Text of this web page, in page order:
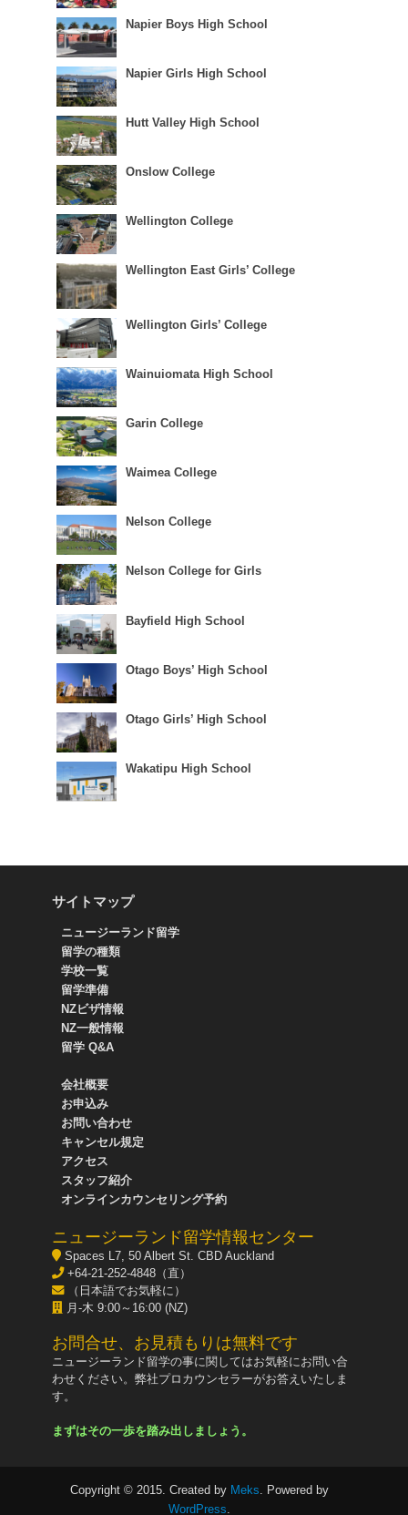
Napier Boys High School
Napier Girls High School
Hutt Valley High School
Onslow College
Wellington College
Wellington East Girls’ College
Wellington Girls’ College
Wainuiomata High School
Garin College
Waimea College
Nelson College
Nelson College for Girls
Bayfield High School
Otago Boys’ High School
Otago Girls’ High School
Wakatipu High School
サイトマップ
ニュージーランド留学
留学の種類
学校一覧
留学準備
NZビザ情報
NZ一般情報
留学 Q&A
会社概要
お申込み
お問い合わせ
キャンセル規定
アクセス
スタッフ紹介
オンラインカウンセリング予約
ニュージーランド留学情報センター
Spaces L7, 50 Albert St. CBD Auckland
+64-21-252-4848（直）
（日本語でお気軽に）
月-木 9:00～16:00 (NZ)
お問合せ、お見積もりは無料です
ニュージーランド留学の事に関してはお気軽にお問い合
わせください。弊社プロカウンセラーがお答えいたしま
す。
まずはその一歩を踏み出しましょう。
Copyright © 2015. Created by Meks. Powered by
WordPress.